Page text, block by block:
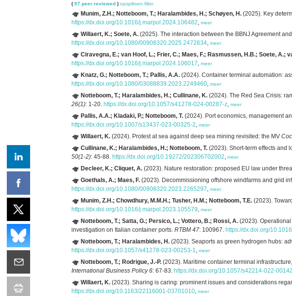
( 97 peer reviewed ) opsplitsen filter
Munim, Z.H.; Notteboom, T.; Haralambides, H.; Schøyen, H. (2025). Key
https://dx.doi.org/10.1016/j.marpol.2024.106482, meer
Willaert, K.; Soete, A. (2025). The interaction between the BBNJ Agreement
https://dx.doi.org/10.1080/00908320.2025.2472634, meer
Ciravegna, E.; van Hoof, L.; Frier, C.; Maes, F.; Rasmussen, H.B.; Soete, A.;
https://dx.doi.org/10.1016/j.marpol.2024.106017, meer
Knatz, G.; Notteboom, T.; Pallis, A.A. (2024). Container terminal automation:
https://dx.doi.org/10.1080/03088839.2023.2249460, meer
Notteboom, T.; Haralambides, H.; Cullinane, K. (2024). The Red Sea Crisis:
26(1): 1-20. https://dx.doi.org/10.1057/s41278-024-00287-z, meer
Pallis, A.A.; Kladaki, P.; Notteboom, T. (2024). Port economics, management
https://dx.doi.org/10.1007/s13437-023-00325-2, meer
Willaert, K. (2024). Protest at sea against deep sea mining revisited: the MV
Cullinane, K.; Haralambides, H.; Notteboom, T. (2023). Short-term effects and
50(1-2): 45-88. https://dx.doi.org/10.19272/202306702002, meer
Decleer, K.; Cliquet, A. (2023). Nature restoration: proposed EU law under
Goethals, A.; Maes, F. (2023). Decommissioning offshore windfarms and grid
https://dx.doi.org/10.1080/00908320.2023.2265297, meer
Munim, Z.H.; Chowdhury, M.M.H.; Tusher, H.M.; Notteboom, T.E. (2023).
https://dx.doi.org/10.1016/j.marpol.2023.105579, meer
Notteboom, T.; Satta, G.; Persico, L.; Vottero, B.; Rossi, A. (2023).
investigation on Italian container ports. RTBM 47: 100967. https://dx.doi.org/
Notteboom, T.; Haralambides, H. (2023). Seaports as green hydrogen hubs:
https://dx.doi.org/10.1057/s41278-023-00253-1, meer
Notteboom, T.; Rodrigue, J.-P. (2023). Maritime container terminal
International Business Policy 6: 67-83. https://dx.doi.org/10.1057/s42214-022-
Willaert, K. (2023). Sharing is caring: prominent issues and considerations
https://dx.doi.org/10.1163/22116001-03701010, meer